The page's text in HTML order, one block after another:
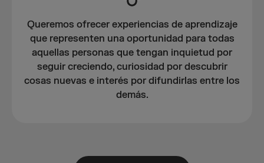
Queremos ofrecer experiencias de aprendizaje
que representen una oportunidad para todas
aquellas personas que tengan inquietud por
seguir creciendo, curiosidad por descubrir
cosas nuevas e interés por difundirlas entre los
demás.